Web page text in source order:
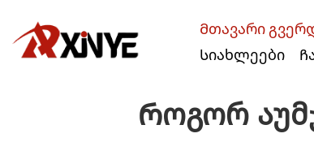
Მთავარი
Სიახლეები
Როგორ